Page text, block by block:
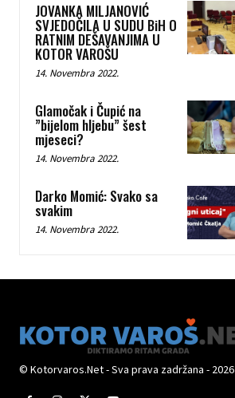
JOVANKA MILJANOVIĆ
SVJEDOČILA U SUDU BiH O
RATNIM DEŠAVANJIMA U
KOTOR VAROŠU
14. Novembra 2022.
Glamočak i Čupić na
”bijelom hljebu” šest
mjeseci?
14. Novembra 2022.
Darko Momić: Svako sa
svakim
14. Novembra 2022.
© Kotorvaros.Net - Sva prava zadržana - 2026